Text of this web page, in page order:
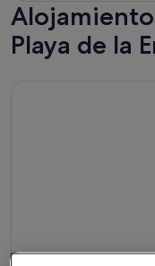
Playa de la
Más información